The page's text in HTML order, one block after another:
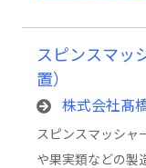
スピンスマッ
置）
株式会社髙
スピンスマッシャ
や果実類などの製